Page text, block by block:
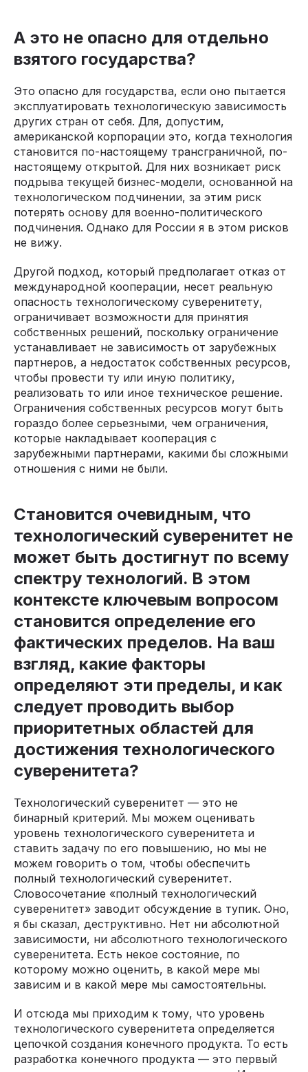
А это не опасно для отдельно
взятого государства?
Это опасно для государства, если оно пытается
эксплуатировать технологическую зависимость
других стран от себя. Для, допустим,
американской корпорации это, когда технология
становится по-настоящему трансграничной, по-
настоящему открытой. Для них возникает риск
подрыва текущей бизнес-модели, основанной на
технологическом подчинении, за этим риск
потерять основу для военно-политического
подчинения. Однако для России я в этом рисков
не вижу.
Другой подход, который предполагает отказ от
международной кооперации, несет реальную
опасность технологическому суверенитету,
ограничивает возможности для принятия
собственных решений, поскольку ограничение
устанавливает не зависимость от зарубежных
партнеров, а недостаток собственных ресурсов,
чтобы провести ту или иную политику,
реализовать то или иное техническое решение.
Ограничения собственных ресурсов могут быть
гораздо более серьезными, чем ограничения,
которые накладывает кооперация с
зарубежными партнерами, какими бы сложными
отношения с ними не были.
Становится очевидным, что
технологический суверенитет не
может быть достигнут по всему
спектру технологий. В этом
контексте ключевым вопросом
становится определение его
фактических пределов. На ваш
взгляд, какие факторы
определяют эти пределы, и как
следует проводить выбор
приоритетных областей для
достижения технологического
суверенитета?
Технологический суверенитет — это не
бинарный критерий. Мы можем оценивать
уровень технологического суверенитета и
ставить задачу по его повышению, но мы не
можем говорить о том, чтобы обеспечить
полный технологический суверенитет.
Словосочетание «полный технологический
суверенитет» заводит обсуждение в тупик. Оно,
я бы сказал, деструктивно. Нет ни абсолютной
зависимости, ни абсолютного технологического
суверенитета. Есть некое состояние, по
которому можно оценить, в какой мере мы
зависим и в какой мере мы самостоятельны.
И отсюда мы приходим к тому, что уровень
технологического суверенитета определяется
цепочкой создания конечного продукта. То есть
разработка конечного продукта — это первый